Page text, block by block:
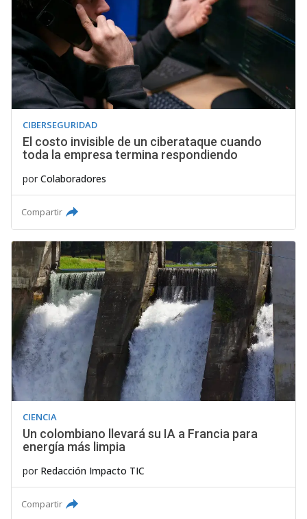
CIBERSEGURIDAD
El costo invisible de un ciberataque cuando
toda la empresa termina respondiendo
por Colaboradores
Compartir
CIENCIA
Un colombiano llevará su IA a Francia para
energía más limpia
por Redacción Impacto TIC
Compartir